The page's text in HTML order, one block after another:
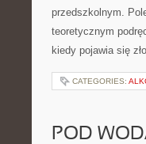
przedszkolnym.
teoretycznym
kiedy pojawia się
CATEGORIES:
POD